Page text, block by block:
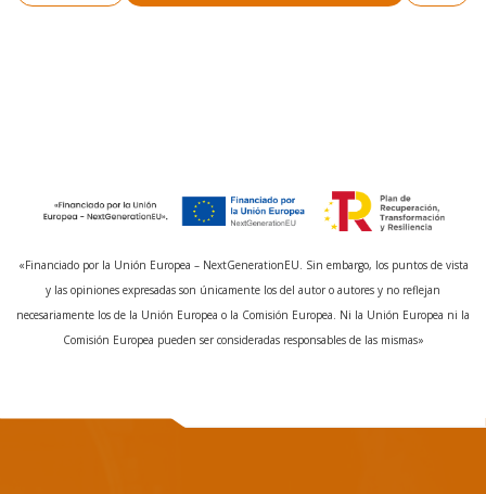
«Financiado por la Unión Europea – NextGenerationEU. Sin embargo, los puntos de vista
y las opiniones expresadas son únicamente los del autor o autores y no reflejan
necesariamente los de la Unión Europea o la Comisión Europea. Ni la Unión Europea ni la
Comisión Europea pueden ser consideradas responsables de las mismas»